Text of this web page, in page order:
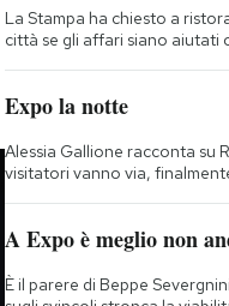
La Stampa ha chiesto a
città se gli affari siano aiutati
Expo la notte
Alessia Gallione racconta su
visitatori vanno via,
A Expo è meglio non
È il parere di Beppe